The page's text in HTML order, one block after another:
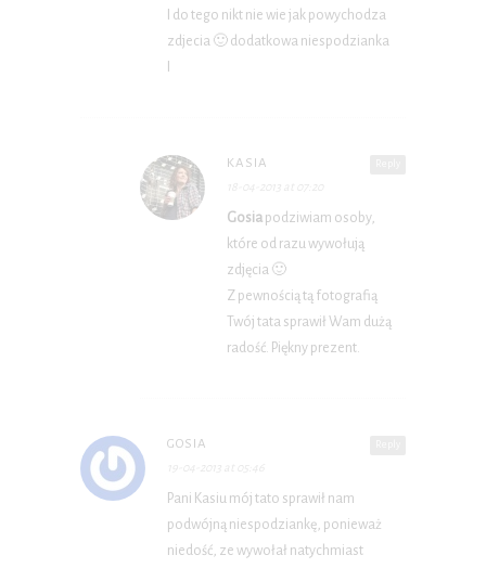
I do tego nikt nie wie jak powychodza
zdjecia 🙂 dodatkowa niespodzianka
KASIA
Gosia podziwiam osoby,
które od razu wywołują
zdjęcia 🙂
Z pewnością tą fotografią
Twój tata sprawił Wam dużą
radość. Piękny prezent.
GOSIA
Pani Kasiu mój tato sprawił nam
podwójną niespodziankę, ponieważ
niedość, ze wywołał natychmiast